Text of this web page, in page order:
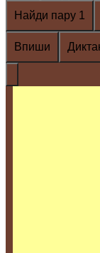
Найди пару 1
Впиши